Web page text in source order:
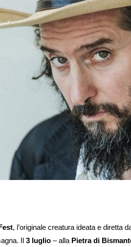
, l’originale creatura ideata e diretta
Il 3 luglio – alla Pietra di